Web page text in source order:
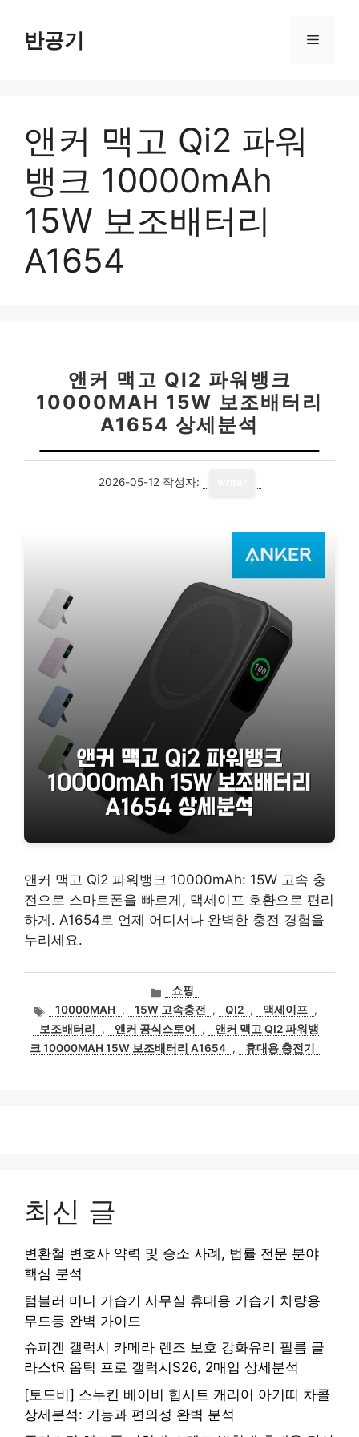
반공기 메
앤커 맥고 Qi2 파워
뱅크 10000mAh
15W 보조배터리
A1654
앤커 맥고 QI2 파워뱅크
10000MAH 15W 보조배터리
A1654 상세분석
2026-05-12 작성자:
앤커 맥고 Qi2 파워뱅크 10000mAh: 15W 고속 충
전으로 스마트폰을 빠르게, 맥세이프 호환으로 편리
하게. A1654로 언제 어디서나 완벽한 충전 경험을
누리세요.
카
테
고
리
쇼핑
태
그
10000MAH , 15W 고속충전 , QI2 , 맥세이프 ,
보조배터리
, 앤커 공식스토어 ,
앤커 맥고 QI2 파워뱅
크 10000MAH 15W 보조배터리 A1654 , 휴대용 충전기
최신 글
변환철 변호사 약력 및 승소 사례, 법률 전문 분야
핵심 분석
텀블러 미니 가습기 사무실 휴대용 가습기 차량용
무드등 완벽 가이드
슈피겐 갤럭시 카메라 렌즈 보호 강화유리 필름 글
라스tR 옵틱 프로 갤럭시S26, 2매입 상세분석
[토드비] 스누킨 베이비 힙시트 캐리어 아기띠 차콜
상세분석: 기능과 편의성 완벽 분석